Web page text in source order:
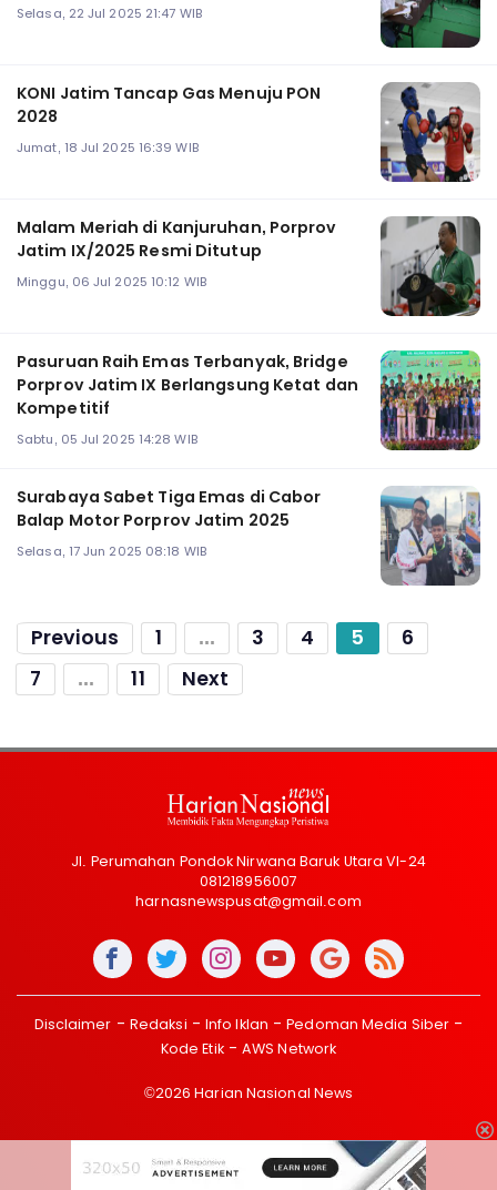
Selasa, 22 Jul 2025 21:47 WIB
KONI Jatim Tancap Gas Menuju PON
2028
Jumat, 18 Jul 2025 16:39 WIB
Malam Meriah di Kanjuruhan, Porprov
Jatim IX/2025 Resmi Ditutup
Minggu, 06 Jul 2025 10:12 WIB
Pasuruan Raih Emas Terbanyak, Bridge
Porprov Jatim IX Berlangsung Ketat dan
Kompetitif
Sabtu, 05 Jul 2025 14:28 WIB
Surabaya Sabet Tiga Emas di Cabor
Balap Motor Porprov Jatim 2025
Selasa, 17 Jun 2025 08:18 WIB
Previous 1 ... 3 4 5
6
7
... 11 Next
Jl. Perumahan Pondok Nirwana Baruk Utara VI-24
081218956007
harnasnewspusat@gmail.com
Disclaimer Redaksi Info Iklan
Pedoman Media Siber
Kode Etik
AWS Network
©2026 Harian Nasional News